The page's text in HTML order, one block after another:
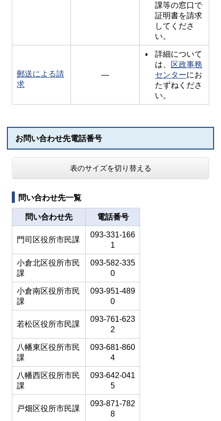
課等の窓口で
証明書を請求
してくださ
い。
郵送による請
求
―
詳細について
は、
区政事務
センターにお
たずねくださ
い。
お問い合わせ先電話番号
表のサイズを切り替える
問い合わせ先一覧
問い合わせ先 電話番号
門司区役所市民課
093-331-166
1
小倉北区役所市民
課
093-582-335
0
小倉南区役所市民
課
093-951-489
0
若松区役所市民課
093-761-623
2
八幡東区役所市民
課
093-681-860
4
八幡西区役所市民
課
093-642-041
5
戸畑区役所市民課
093-871-782
8